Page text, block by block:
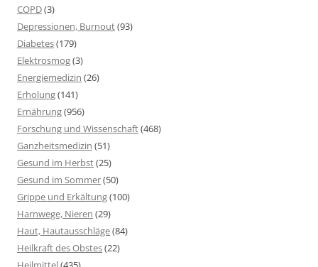
COPD(3)
Depressionen, Burnout(93)
Diabetes(179)
Elektrosmog(3)
Energiemedizin (26)
Erholung(141)
Ernährung(956)
Forschung und Wissenschaft(468)
Ganzheitsmedizin (51)
Gesund im Herbst(25)
Gesund im Sommer(50)
Grippe und Erkältung(100)
Harnwege, Nieren (29)
Haut, Hautausschläge(84)
Heilkraft des Obstes(22)